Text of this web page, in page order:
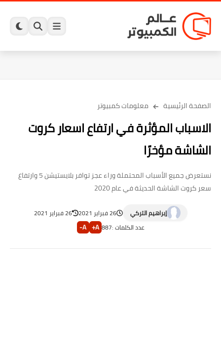
الصفحة الرئيسية معلومات كمبيوتر
الاسباب المؤثرة في ارتفاع اسعار كروت
الشاشة مؤخرًا
نستعرض جميع الأسباب المحتملة وراء عجز توافر بلايستيشن 5 وارتفاع
سعر كروت الشاشة الحديثة في عام 2020
إبراهيم التركي 26 فبراير 2021
26 فبراير 2021
عدد الكلمات :887
A+
A-